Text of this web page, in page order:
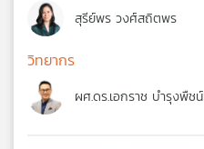
สุรีย์พร วงศ์สถิตพร
วิทยากร
ผศ.ดร.เอกราช บำรุงพืชน์